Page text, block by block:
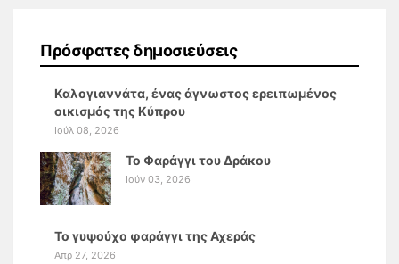
Πρόσφατες δημοσιεύσεις
Καλογιαννάτα, ένας άγνωστος ερειπωμένος
οικισμός της Κύπρου
Ιούλ 08, 2026
Το Φαράγγι του Δράκου
Ιούν 03, 2026
Το γυψούχο φαράγγι της Αχεράς
Απρ 27, 2026